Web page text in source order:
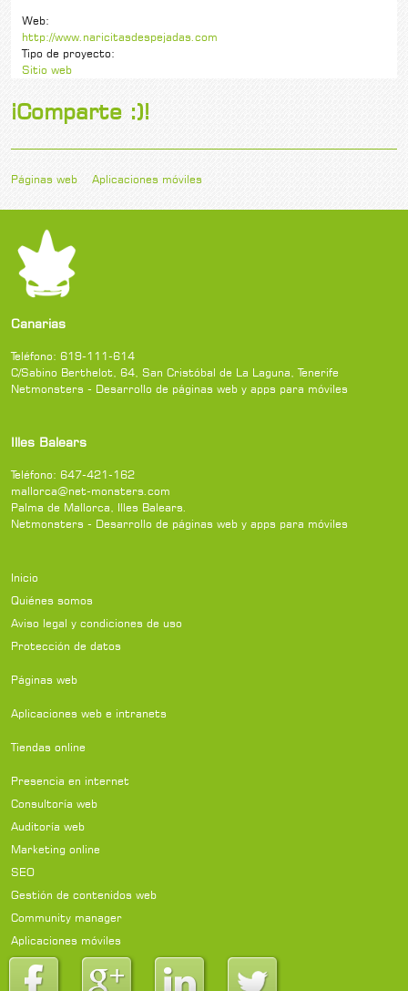
Web:
http://www.naricitasdespejadas.com
Tipo de proyecto:
Sitio web
¡Comparte :)!
Páginas web Aplicaciones móviles
Canarias
Teléfono: 619-111-614
C/Sabino Berthelot, 64 San Cristóbal de La Laguna ,Tenerife
Netmonsters - Desarrollo de páginas web y apps para móviles
Illes Balears
Teléfono: 647-421-162
mallorca@net-monsters.com
Palma de Mallorca
Illes Balears
Netmonsters - Desarrollo de páginas web y apps para móviles
Inicio
Quiénes somos
Aviso legal y condiciones de uso
Protección de datos
Páginas web
Aplicaciones web e intranets
Tiendas online
Presencia en internet
Consultoría web
Auditoría web
Marketing online
SEO
Gestión de contenidos web
Community manager
Aplicaciones móviles